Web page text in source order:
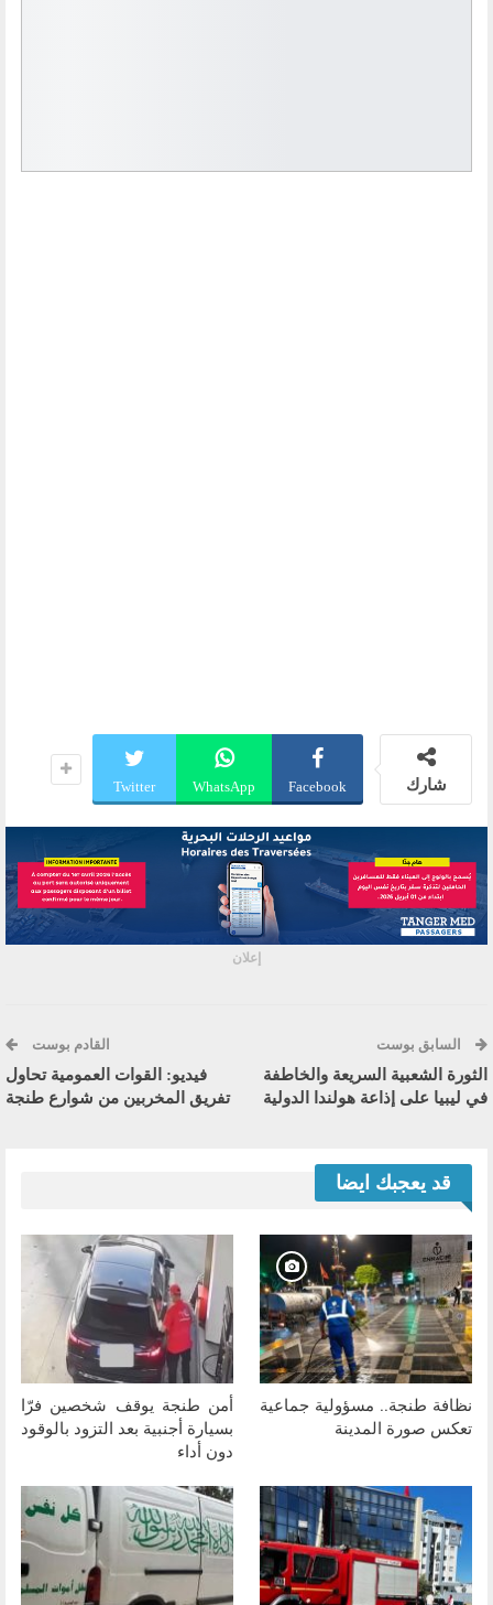
شارك Facebook
WhatsApp
Twitter
إعلان
السابق بوست
الثورة الشعبية السريعة والخاطفة
في ليبيا على إذاعة هولندا الدولية
القادم بوست
فيديو: القوات العمومية تحاول
تفريق المخربين من شوارع طنجة
قد يعجبك ايضا
نظافة طنجة.. مسؤولية جماعية
تعكس صورة المدينة
أمن طنجة يوقف شخصين فرّا
بسيارة أجنبية بعد التزود بالوقود
دون أداء